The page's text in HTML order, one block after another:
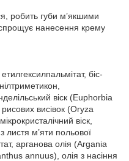
робить губи м’якшими
нанесення крему
біс-
віск (Euphorbia
рисових висівок (Oryza
віск,
листя м’яти польової
арганова олія (Argania
annuus), олія з насіння